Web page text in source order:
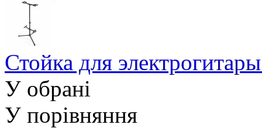
Стойка для
У обрані
У порівняння